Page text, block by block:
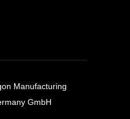
Manufacturing
GmbH